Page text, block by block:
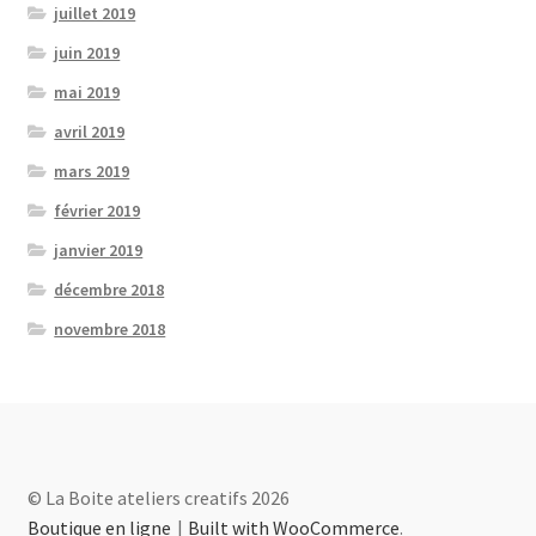
juillet 2019
juin 2019
mai 2019
avril 2019
mars 2019
février 2019
janvier 2019
décembre 2018
novembre 2018
© La Boite ateliers creatifs 2026
Boutique en ligne
Built with WooCommerce.